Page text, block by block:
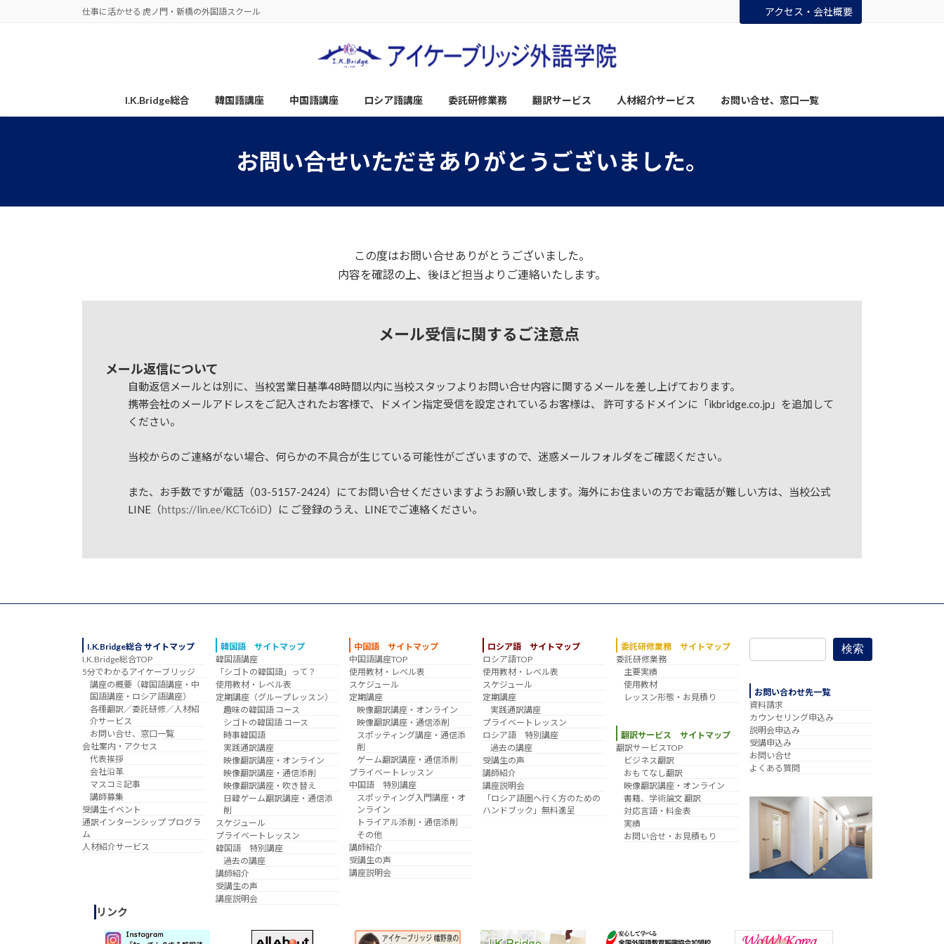
仕事に活かせる 虎ノ門・新橋の外国語スクール アクセス・会社概要
I.K.Bridge総合 韓国語講座 中国語講座 ロシア語講座 委託研修業務 翻訳サービス 人材紹介サービス お問い合せ、窓口一覧
お問い合せいただきありがとうございました。
この度はお問い合せありがとうございました。
内容を確認の上、後ほど担当よりご連絡いたします。
メール受信に関するご注意点
メール返信について
自動返信メールとは別に、当校営業日基準48時間以内に当校スタッフよりお問い合せ内容に関するメールを差し上げております。
携帯会社のメールアドレスをご記入されたお客様で、ドメイン指定受信を設定されているお客様は、 許可するドメインに「ikbridge.co.jp」を追加して
ください。
当校からのご連絡がない場合、何らかの不具合が生じている可能性がございますので、迷惑メールフォルダをご確認ください。
また、お手数ですが電話（03-5157-2424）にてお問い合せくださいますようお願い致します。海外にお住まいの方でお電話が難しい方は、当校公式
LINE（https://lin.ee/KCTc6iD）に ご登録のうえ、LINEでご連絡ください。
I.K.Bridge総合 サイトマップ
I.K.Bridge総合TOP
5分でわかるアイケーブリッジ
講座の概要（韓国語講座・中
国語講座・ロシア語講座）
各種翻訳／委託研修／人材紹
介サービス
お問い合せ、窓口一覧
会社案内・アクセス
代表挨拶
会社沿革
マスコミ記事
講師募集
受講生イベント
通訳インターンシップ プログラ
ム
人材紹介サービス
韓国語 サイトマップ
韓国語講座
「シゴトの韓国語」って？
使用教材・レベル表
定期講座（グループレッスン）
趣味の韓国語 コース
シゴトの韓国語 コース
時事韓国語
実践通訳講座
映像翻訳講座・オンライン
映像翻訳講座・通信添削
映像翻訳講座・吹き替え
日韓ゲーム翻訳講座・通信添
削
スケジュール
プライベートレッスン
韓国語 特別講座
過去の講座
講師紹介
受講生の声
講座説明会
中国語 サイトマップ
中国語講座TOP
使用教材・レベル表
スケジュール
定期講座
映像翻訳講座・オンライン
映像翻訳講座・通信添削
スポッティング講座・通信添
削
ゲーム翻訳講座・通信添削
プライベートレッスン
中国語 特別講座
スポッティング入門講座・オ
ンライン
トライアル添削・通信添削
その他
講師紹介
受講生の声
講座説明会
ロシア語 サイトマップ
ロシア語TOP
使用教材・レベル表
スケジュール
定期講座
実践通訳講座
プライベートレッスン
ロシア語 特別講座
過去の講座
受講生の声
講師紹介
講座説明会
「ロシア語圏へ行く方のための
ハンドブック」無料進呈
委託研修業務 サイトマップ
委託研修業務
主要実績
使用教材
レッスン形態・お見積り
翻訳サービス サイトマップ
翻訳サービスTOP
ビジネス翻訳
おもてなし翻訳
映像翻訳講座・オンライン
書籍、学術論文 翻訳
対応言語・料金表
実績
お問い合せ・お見積もり
検索
お問い合わせ先一覧
資料請求
カウンセリング申込み
説明会申込み
受講申込み
お問い合せ
よくある質問
リンク